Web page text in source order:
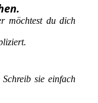
möchtest du dich
sie einfach